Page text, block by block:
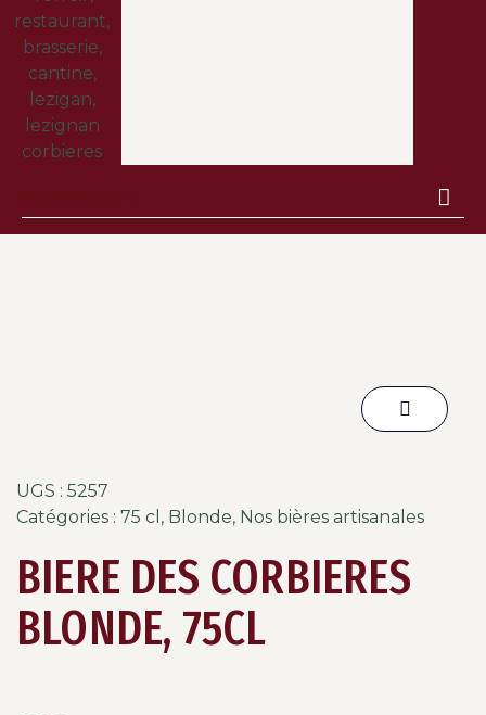
UGS : 5257
Catégories : 75 cl , Blonde, Nos bières artisanales
BIERE DES CORBIERES
BLONDE, 75CL